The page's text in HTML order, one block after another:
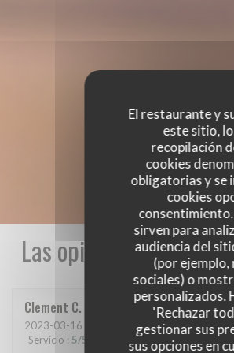
El restaurante y
este sitio,
recopilación
cookies
obligatorias y se
cookies
sirven para
audiencia del
(por ejemplo,
sociales) o
personalizados.
'Rechazar
gestionar sus
sus opciones en
Las opiniones de
Clement C
2023-03-16 - 21:00 - Invitados 6
Servicio : 5/5 Ambiente: Menú